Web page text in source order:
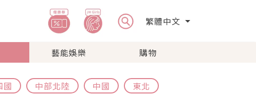
繁體中文
藝能娛樂 購物
國 中部北陸 中國 東北